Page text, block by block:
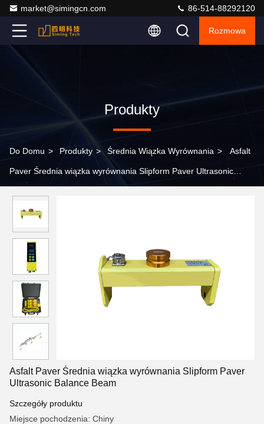
market@simingcn.com 86-514-88292120
Rozmowa
Produkty
Do Domu > Produkty > Średnia Wiązka Wyrównania > Asfalt
Paver Średnia wiązka wyrównania Slipform Paver Ultrasonic
Asfalt Paver Średnia wiązka wyrównania Slipform Paver
Ultrasonic Balance Beam
Szczegóły produktu
Miejsce pochodzenia: Chiny